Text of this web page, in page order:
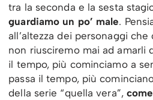
tra la seconda e la sesta
guardiamo un po’ male.
all’altezza dei personaggi
non riusciremo mai ad amarli
il tempo, più cominciamo a
passa il tempo, più
della serie “quella vera”,